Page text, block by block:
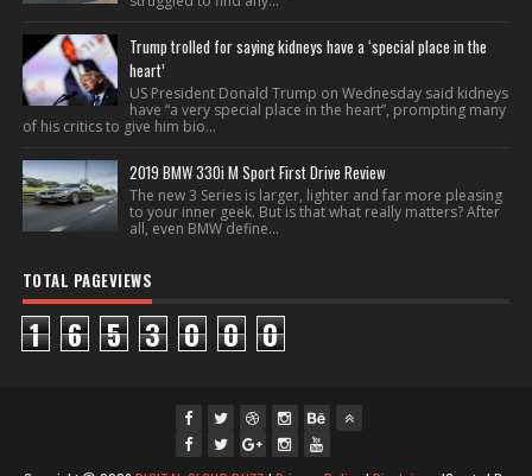
Trump trolled for saying kidneys have a ‘special place in the
heart’
US President Donald Trump on Wednesday said kidneys
have “a very special place in the heart”, prompting many
of his critics to give him bio...
2019 BMW 330i M Sport First Drive Review
The new 3 Series is larger, lighter and far more pleasing
to your inner geek. But is that what really matters? After
all, even BMW define...
TOTAL PAGEVIEWS
1 6 5 3 0 0 0
fac twi gpl ins you